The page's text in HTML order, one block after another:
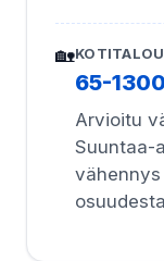
🏡
65-
Arvioitu
Suuntaa-